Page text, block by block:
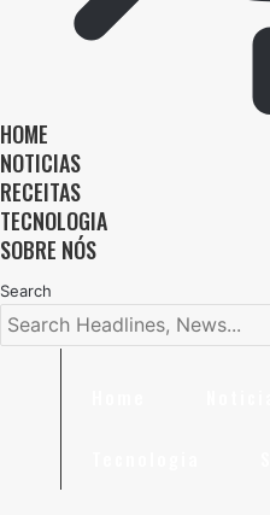
HOME
NOTICIAS
RECEITAS
TECNOLOGIA
SOBRE NÓS
Search